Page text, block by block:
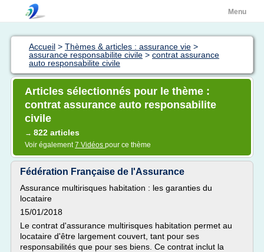
Menu
Accueil > Thèmes & articles : assurance vie >
assurance responsabilite civile > contrat assurance
auto responsabilite civile
Articles sélectionnés pour le thème :
contrat assurance auto responsabilite
civile
→ 822 articles
Voir également7 Vidéos pour ce thème
Fédération Française de l'Assurance
Assurance multirisques habitation : les garanties du
locataire
15/01/2018
Le contrat d'assurance multirisques habitation permet au
locataire d'être largement couvert, tant pour ses
responsabilités que pour ses biens. Ce contrat inclut la